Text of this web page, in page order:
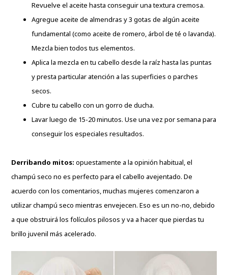
Revuelve el aceite hasta conseguir una textura cremosa.
Agregue aceite de almendras y 3 gotas de algún aceite
fundamental (como aceite de romero, árbol de té o lavanda).
Mezcla bien todos tus elementos.
Aplica la mezcla en tu cabello desde la raíz hasta las puntas
y presta particular atención a las superficies o parches
secos.
Cubre tu cabello con un gorro de ducha.
Lavar luego de 15-20 minutos. Use una vez por semana para
conseguir los especiales resultados.
Derribando mitos: opuestamente a la opinión habitual, el
champú seco no es perfecto para el cabello avejentado. De
acuerdo con los comentarios, muchas mujeres comenzaron a
utilizar champú seco mientras envejecen. Eso es un no-no, debido
a que obstruirá los folículos pilosos y va a hacer que pierdas tu
brillo juvenil más acelerado.